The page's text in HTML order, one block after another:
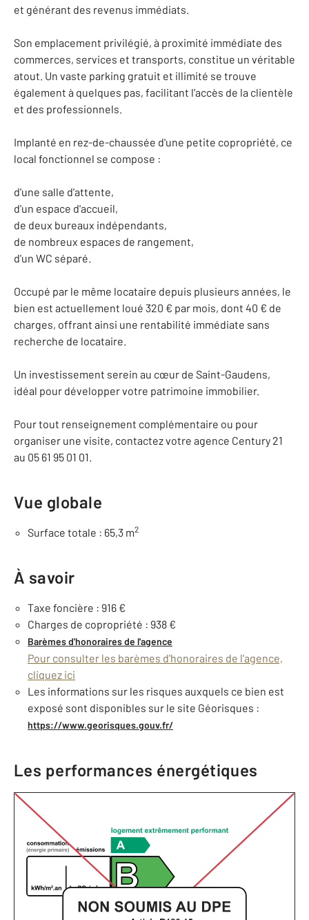
et générant des revenus immédiats.
Son emplacement privilégié, à proximité immédiate des
commerces, services et transports, constitue un véritable
atout. Un vaste parking gratuit et illimité se trouve
également à quelques pas, facilitant l'accès de la clientèle
et des professionnels.
Implanté en rez-de-chaussée d'une petite copropriété, ce
local fonctionnel se compose :
d'une salle d'attente,
d'un espace d'accueil,
de deux bureaux indépendants,
de nombreux espaces de rangement,
d'un WC séparé.
Occupé par le même locataire depuis plusieurs années, le
bien est actuellement loué 320 € par mois, dont 40 € de
charges, offrant ainsi une rentabilité immédiate sans
recherche de locataire.
Un investissement serein au cœur de Saint-Gaudens,
idéal pour développer votre patrimoine immobilier.
Pour tout renseignement complémentaire ou pour
organiser une visite, contactez votre agence Century 21
au 05 61 95 01 01.
Vue globale
Surface totale : 65,3 m2
À savoir
Taxe foncière : 916 €
Charges de copropriété : 938 €
Barèmes d'honoraires de l'agence
Pour consulter les barèmes d'honoraires de l'agence,
cliquez ici
Les informations sur les risques auxquels ce bien est
exposé sont disponibles sur le site Géorisques :
https://www.georisques.gouv.fr/
Les performances énergétiques